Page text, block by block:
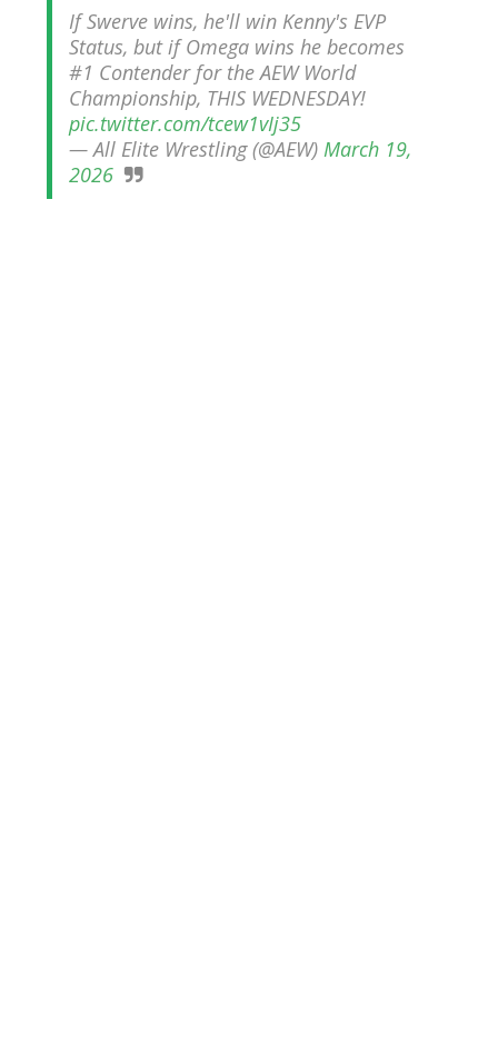
AEW Dynamite 05AUG26
Unknown-Aug 06 2026
WWE NXT 04 Aug 2026
Unknown-Aug 05 2026
If Swerve wins, he'll win Kenny's EVP
Status, but if Omega wins he becomes
#1 Contender for the AEW World
Championship, THIS WEDNESDAY!
pic.twitter.com/tcew1vIj35
— All Elite Wrestling (@AEW) March 19,
2026